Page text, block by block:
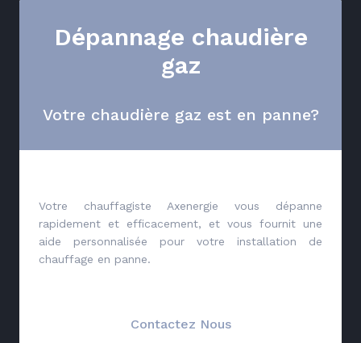
Dépannage chaudière
gaz
Votre chaudière gaz est en panne?
Votre chauffagiste Axenergie vous dépanne
rapidement et efficacement, et vous fournit une
aide personnalisée pour votre installation de
chauffage en panne.
Contactez Nous